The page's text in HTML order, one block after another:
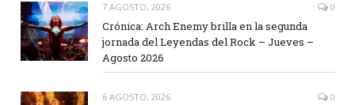
7 AGOSTO, 2026 0
Crónica: Arch Enemy brilla en la segunda
jornada del Leyendas del Rock – Jueves –
Agosto 2026
6 AGOSTO, 2026 0